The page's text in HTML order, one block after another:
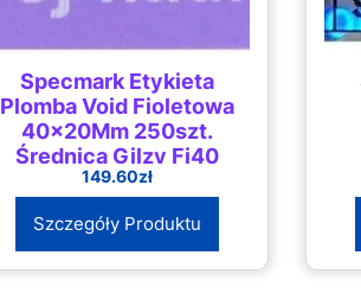
Specmark Etykieta
Plomba Void Fioletowa
40x20Mm 250szt.
Średnica Gilzy Fi40
(EPTTVP40X20250)
149.60zł
Szczegóły Produktu